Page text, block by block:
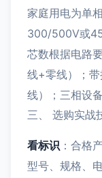
家庭用电为单
300/500V或
芯数根据电路
线+零线）；
线）；三相设
三、 选购实战
看标识 ：合格
型号、规格、